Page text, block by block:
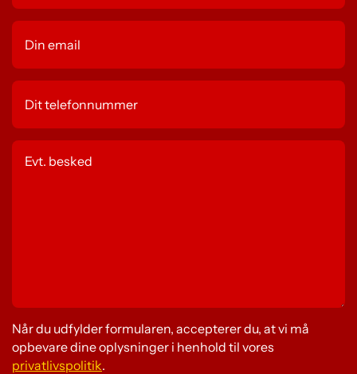
Når du udfylder formularen, accepterer du, at vi må
opbevare dine oplysninger i henhold til vores
privatlivspolitik.